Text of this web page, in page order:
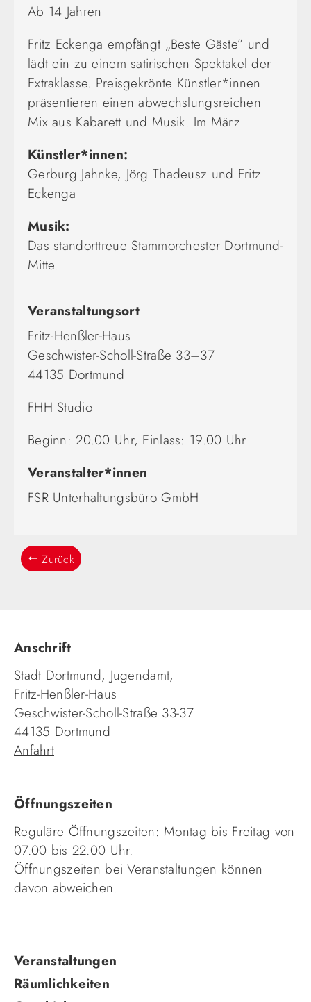
Ab 14 Jahren
Fritz Eckenga empfängt „Beste Gäste” und
lädt ein zu einem satirischen Spektakel der
Extraklasse. Preisgekrönte Künstler*innen
präsentieren einen abwechslungsreichen
Mix aus Kabarett und Musik. Im März
Künstler*innen:
Gerburg Jahnke, Jörg Thadeusz und Fritz
Eckenga
Musik:
Das standorttreue Stammorchester Dortmund-
Mitte.
Veranstaltungsort
Fritz-Henßler-Haus
Geschwister-Scholl-Straße 33–37
44135 Dortmund
FHH Studio
Beginn: 20.00 Uhr, Einlass: 19.00 Uhr
Veranstalter*innen
FSR Unterhaltungsbüro GmbH
Zurück
Anschrift
Stadt Dortmund, Jugendamt,
Fritz-Henßler-Haus
Geschwister-Scholl-Straße 33-37
44135 Dortmund
Anfahrt
Öffnungszeiten
Reguläre Öffnungszeiten: Montag bis Freitag von
07.00 bis 22.00 Uhr.
Öffnungszeiten bei Veranstaltungen können
davon abweichen.
Navigation
überspringen
Veranstaltungen
Räumlichkeiten